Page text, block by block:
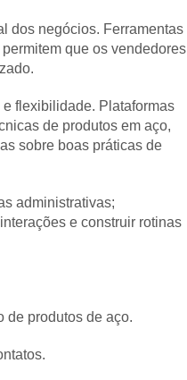
dos negócios. Ferramentas
que os vendedores
flexibilidade. Plataformas
de produtos em aço,
sobre boas práticas de
administrativas;
e construir rotinas
de produtos de aço.